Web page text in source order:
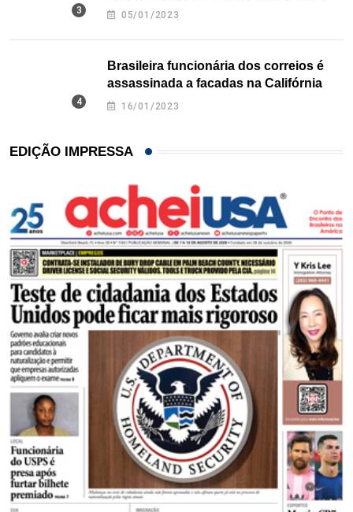
Texas
05/01/2023
Brasileira funcionária dos correios é
assassinada a facadas na Califórnia
16/01/2023
EDIÇÃO IMPRESSA